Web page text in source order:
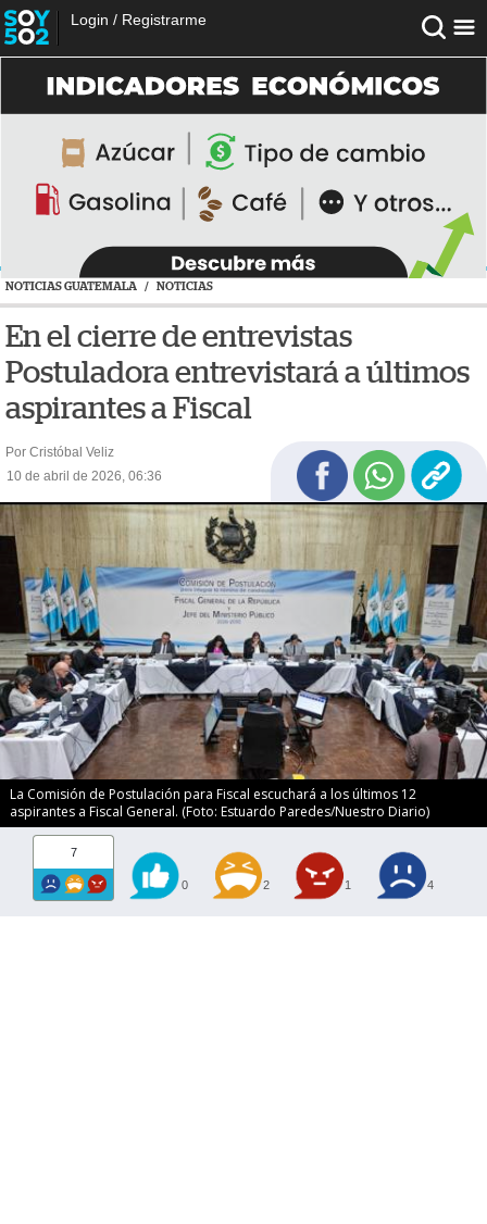
Login / Registrarme
NOTICIAS GUATEMALA / NOTICIAS
En el cierre de entrevistas
Postuladora entrevistará a últimos
aspirantes a Fiscal
Por Cristóbal Veliz
10 de abril de 2026, 06:36
La Comisión de Postulación para Fiscal escuchará a los últimos 12
aspirantes a Fiscal General. (Foto: Estuardo Paredes/Nuestro Diario)
7
0 2 1 4